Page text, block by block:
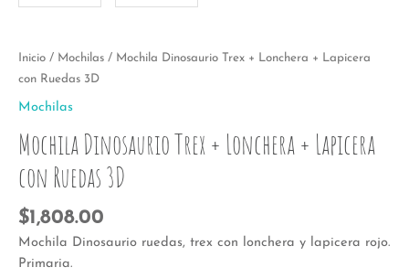
Inicio / Mochilas / Mochila Dinosaurio Trex + Lonchera + Lapicera
con Ruedas 3D
Mochilas
Mochila Dinosaurio Trex + Lonchera + Lapicera
con Ruedas 3D
$1,808.00
Mochila Dinosaurio ruedas, trex con lonchera y lapicera rojo.
Primaria.